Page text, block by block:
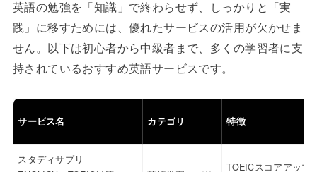
英語の勉強を「知識」で終わらせず、しっかりと「実
践」に移すためには、優れたサービスの活用が欠かせま
せん。以下は初心者から中級者まで、多くの学習者に支
持されているおすすめ英語サービスです。
サービス名 カテゴリ 特徴
スタディサプリ
TOEICスコアアップ